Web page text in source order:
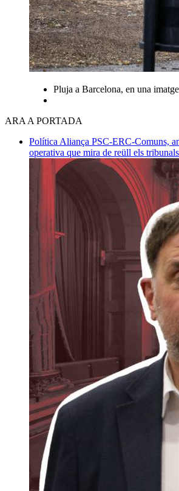
Pluja a Barcelona, en una
ARA A PORTADA
Política Aliança PSC-ERC-Comuns,
operativa que mira de reüll els tribunals